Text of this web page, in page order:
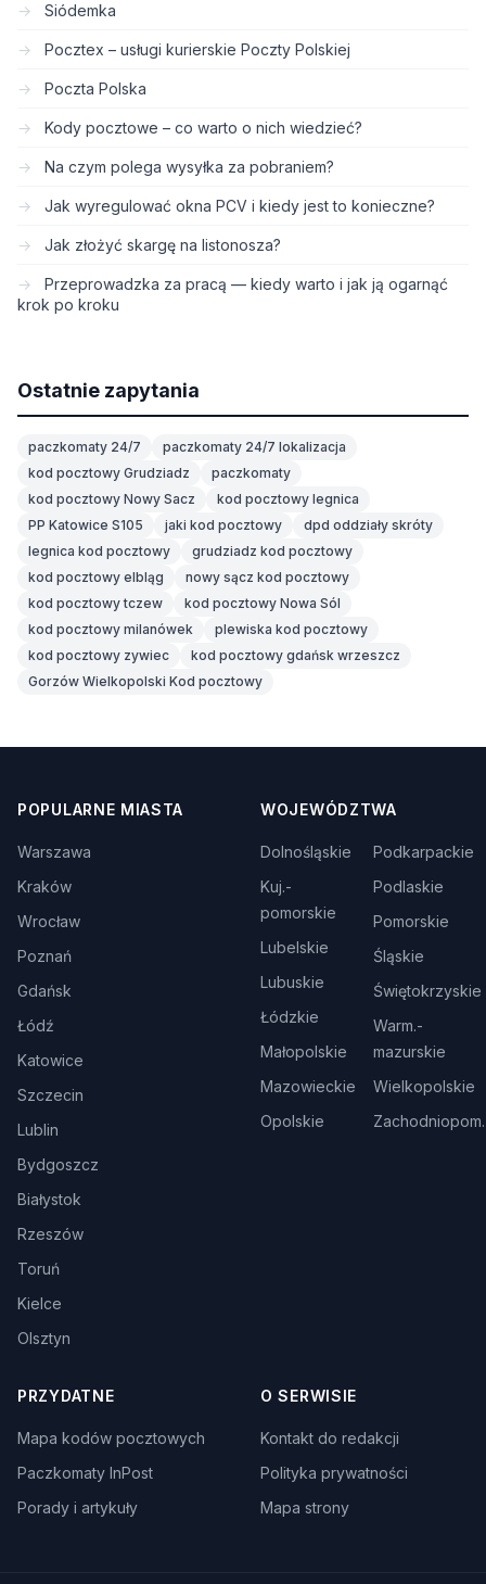
Siódemka
Pocztex – usługi kurierskie Poczty Polskiej
Poczta Polska
Kody pocztowe – co warto o nich wiedzieć?
Na czym polega wysyłka za pobraniem?
Jak wyregulować okna PCV i kiedy jest to konieczne?
Jak złożyć skargę na listonosza?
Przeprowadzka za pracą — kiedy warto i jak ją ogarnąć
krok po kroku
Ostatnie zapytania
paczkomaty 24/7
paczkomaty 24/7 lokalizacja
kod pocztowy Grudziadz
paczkomaty
kod pocztowy Nowy Sacz
kod pocztowy legnica
PP Katowice S105
jaki kod pocztowy
dpd oddziały skróty
legnica kod pocztowy
grudziadz kod pocztowy
kod pocztowy elbląg
nowy sącz kod pocztowy
kod pocztowy tczew
kod pocztowy Nowa Sól
kod pocztowy milanówek
plewiska kod pocztowy
kod pocztowy zywiec
kod pocztowy gdańsk wrzeszcz
Gorzów Wielkopolski Kod pocztowy
POPULARNE MIASTA
Warszawa
Kraków
Wrocław
Poznań
Gdańsk
Łódź
Katowice
Szczecin
Lublin
Bydgoszcz
Białystok
Rzeszów
Toruń
Kielce
Olsztyn
WOJEWÓDZTWA
Dolnośląskie
Kuj.-
pomorskie
Lubelskie
Lubuskie
Łódzkie
Małopolskie
Mazowieckie
Opolskie
Podkarpackie
Podlaskie
Pomorskie
Śląskie
Świętokrzyskie
Warm.-
mazurskie
Wielkopolskie
Zachodniopom.
PRZYDATNE
Mapa kodów pocztowych
Paczkomaty InPost
Porady i artykuły
O SERWISIE
Kontakt do redakcji
Polityka prywatności
Mapa strony